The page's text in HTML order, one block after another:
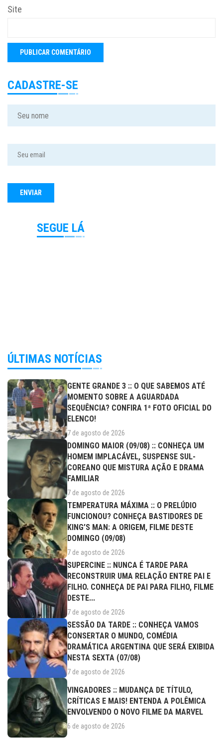
Site
CADASTRE-SE
SEGUE LÁ
ÚLTIMAS NOTÍCIAS
GENTE GRANDE 3 :: O QUE SABEMOS ATÉ
MOMENTO SOBRE A AGUARDADA
SEQUÊNCIA? CONFIRA 1ª FOTO OFICIAL DO
ELENCO!
7 de agosto de 2026
DOMINGO MAIOR (09/08) :: CONHEÇA UM
HOMEM IMPLACÁVEL, SUSPENSE SUL-
COREANO QUE MISTURA AÇÃO E DRAMA
FAMILIAR
7 de agosto de 2026
TEMPERATURA MÁXIMA :: O PRELÚDIO
FUNCIONOU? CONHEÇA BASTIDORES DE
KING’S MAN: A ORIGEM, FILME DESTE
DOMINGO (09/08)
7 de agosto de 2026
SUPERCINE :: NUNCA É TARDE PARA
RECONSTRUIR UMA RELAÇÃO ENTRE PAI E
FILHO. CONHEÇA DE PAI PARA FILHO, FILME
DESTE...
7 de agosto de 2026
SESSÃO DA TARDE :: CONHEÇA VAMOS
CONSERTAR O MUNDO, COMÉDIA
DRAMÁTICA ARGENTINA QUE SERÁ EXIBIDA
NESTA SEXTA (07/08)
7 de agosto de 2026
VINGADORES :: MUDANÇA DE TÍTULO,
CRÍTICAS E MAIS! ENTENDA A POLÊMICA
ENVOLVENDO O NOVO FILME DA MARVEL
6 de agosto de 2026